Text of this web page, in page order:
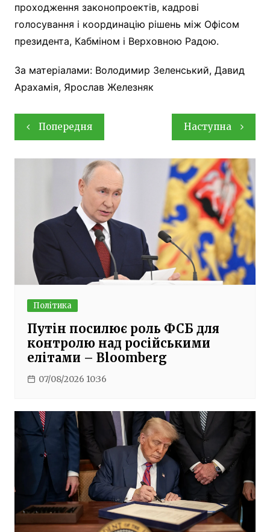
проходження законопроектів, кадрові
голосування і координацію рішень між Офісом
президента, Кабміном і Верховною Радою.
За матеріалами: Володимир Зеленський, Давид
Арахамія, Ярослав Железняк
Навігація
записів
Попередня Наступна
Політика
Путін посилює роль ФСБ для
контролю над російськими
елітами – Bloomberg
07/08/2026 10:36